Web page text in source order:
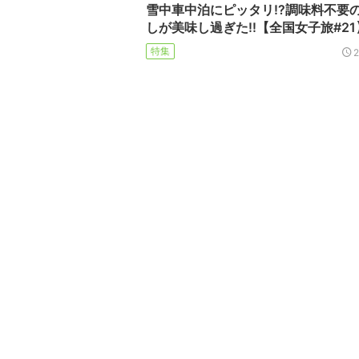
雪中車中泊にピッタリ!?調味料不要
しが美味し過ぎた!!【全国女子旅
特集